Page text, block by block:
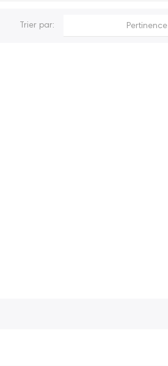
Trier par: Pertinence